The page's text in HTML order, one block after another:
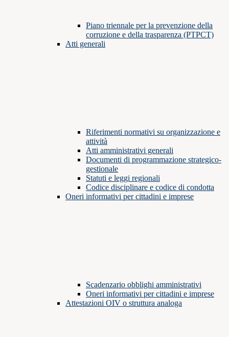
Piano triennale per la prevenzione della
corruzione e della trasparenza (PTPCT)
Atti generali
Riferimenti normativi su organizzazione e
attività
Atti amministrativi generali
Documenti di programmazione strategico-
gestionale
Statuti e leggi regionali
Codice disciplinare e codice di condotta
Oneri informativi per cittadini e imprese
Scadenzario obblighi amministrativi
Oneri informativi per cittadini e imprese
Attestazioni OIV o struttura analoga